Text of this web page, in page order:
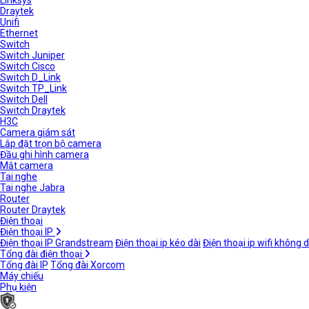
Draytek
Unifi
Ethernet
Switch
Switch Juniper
Switch Cisco
Switch D_Link
Switch TP_Link
Switch Dell
Switch Draytek
H3C
Camera giám sát
Lắp đặt trọn bộ camera
Đầu ghi hình camera
Mắt camera
Tai nghe
Tai nghe Jabra
Router
Router Draytek
Điện thoại
Điện thoại IP
Điện thoại IP Grandstream Điện thoại ip kéo dài Điện thoại ip wifi không
Tổng đài điện thoại
Tổng đài IP Tổng đài Xorcom
Máy chiếu
Phụ kiện